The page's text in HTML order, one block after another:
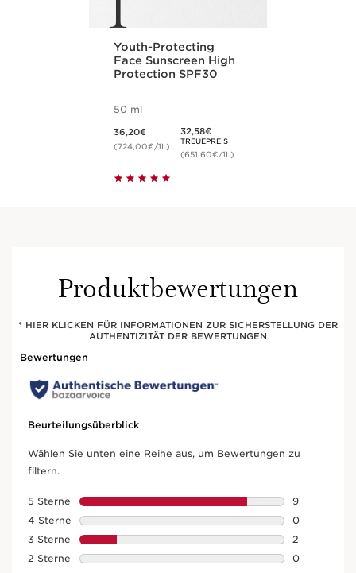
Youth-Protecting
Face Sunscreen High
Protection SPF30
50 ml
36,20€
(724,00€/1L)
Mitgliederpreis 32,58€
32,58€
TREUEPREIS
(651,60€/1L)
Produktbewertungen
* HIER KLICKEN FÜR INFORMATIONEN ZUR SICHERSTELLUNG DER
AUTHENTIZITÄT DER BEWERTUNGEN